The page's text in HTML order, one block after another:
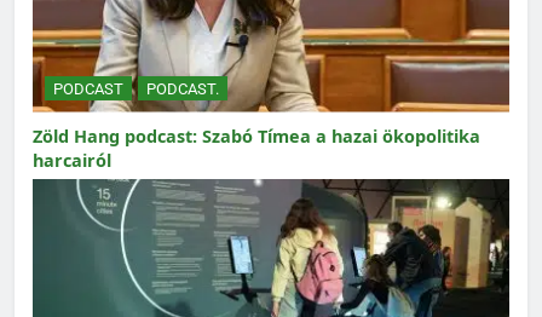
PODCAST PODCAST.
Zöld Hang podcast: Szabó Tímea a hazai ökopolitika
harcairól